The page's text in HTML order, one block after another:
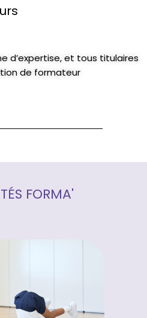
d’expertise, et tous titulaires
de formateur
FORMA'